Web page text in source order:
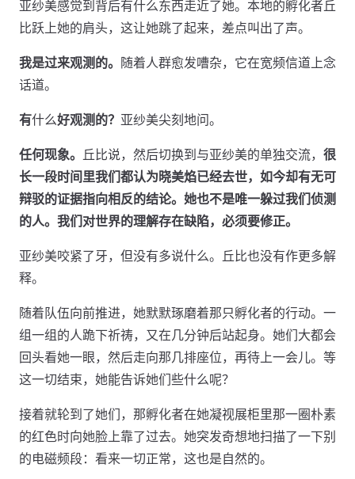
亚纱美感觉到背后有什么东西走近了她。本地的孵化者丘
比跃上她的肩头，这让她跳了起来，差点叫出了声。
我是过来观测的。 随着人群愈发嘈杂，它在宽频信道上念
话道。
有什么好观测的？ 亚纱美尖刻地问。
任何现象。 丘比说，然后切换到与亚纱美的单独交流， 很
长一段时间里我们都认为晓美焰已经去世，如今却有无可
辩驳的证据指向相反的结论。她也不是唯一躲过我们侦测
的人。我们对世界的理解存在缺陷，必须要修正。
亚纱美咬紧了牙，但没有多说什么。丘比也没有作更多解
释。
随着队伍向前推进，她默默琢磨着那只孵化者的行动。一
组一组的人跪下祈祷，又在几分钟后站起身。她们大都会
回头看她一眼，然后走向那几排座位，再待上一会儿。等
这一切结束，她能告诉她们些什么呢？
接着就轮到了她们，那孵化者在她凝视展柜里那一圈朴素
的红色时向她脸上靠了过去。她突发奇想地扫描了一下别
的电磁频段：看来一切正常，这也是自然的。